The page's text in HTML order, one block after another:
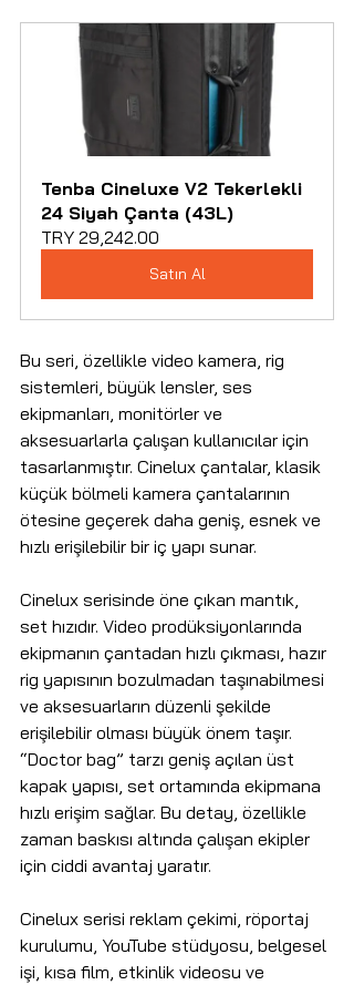
Tenba Cineluxe V2 Tekerlekli
24 Siyah Çanta (43L)
TRY 29,242.00
Satın Al
Bu seri, özellikle video kamera, rig
sistemleri, büyük lensler, ses
ekipmanları, monitörler ve
aksesuarlarla çalışan kullanıcılar için
tasarlanmıştır. Cinelux çantalar, klasik
küçük bölmeli kamera çantalarının
ötesine geçerek daha geniş, esnek ve
hızlı erişilebilir bir iç yapı sunar.
Cinelux serisinde öne çıkan mantık,
set hızıdır. Video prodüksiyonlarında
ekipmanın çantadan hızlı çıkması, hazır
rig yapısının bozulmadan taşınabilmesi
ve aksesuarların düzenli şekilde
erişilebilir olması büyük önem taşır.
“Doctor bag” tarzı geniş açılan üst
kapak yapısı, set ortamında ekipmana
hızlı erişim sağlar. Bu detay, özellikle
zaman baskısı altında çalışan ekipler
için ciddi avantaj yaratır.
Cinelux serisi reklam çekimi, röportaj
kurulumu, YouTube stüdyosu, belgesel
işi, kısa film, etkinlik videosu ve